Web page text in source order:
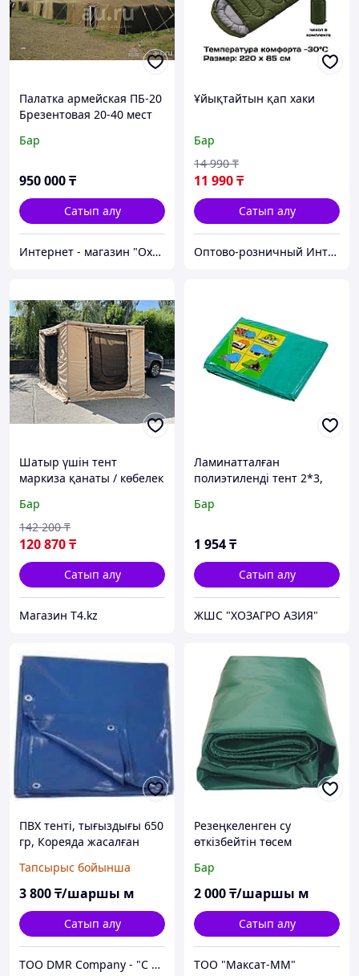
Палатка армейская ПБ-20
Брезентовая 20-40 мест
Бар
950 000₸
Сатып алу
Интернет - магазин "Охота и рыбалка"
Ұйықтайтын қап хаки
Бар
11 990₸
14 990 ₸
Сатып алу
Оптово-розничный Интернет Магазин «KazGym»
Шатыр үшін тент
маркиза қанаты / көбелек
бойымен машиналар -
BULLDOGS
Бар
120 870₸
142 200 ₸
Сатып алу
Магазин T4.kz
Ламинатталған
полиэтиленді тент 2*3,
Бар
1 954₸
Сатып алу
ЖШС "ХОЗАГРО АЗИЯ"
ПВХ тенті, тығыздығы 650
гр, Кореяда жасалған
Тапсырыс бойынша
3 800₸/шаршы м
Сатып алу
ТОО DMR Company - "С НАМИ НАДЕЖНО" город Алматы
Резеңкеленген су
өткізбейтін төсем
Бар
2 000₸/шаршы м
Сатып алу
ТОО "Максат-ММ"